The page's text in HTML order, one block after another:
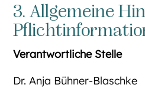
3. Allgemeine
Verantwortliche Stelle
Dr. Anja Bühner-Blaschke